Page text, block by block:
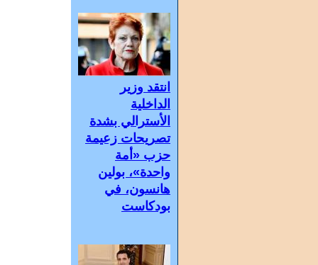
انتقد وزير
الداخلية
الأسترالي بشدة
تصريحات زعيمة
حزب «أمة
واحدة»، بولين
هانسون، في
بودكاست